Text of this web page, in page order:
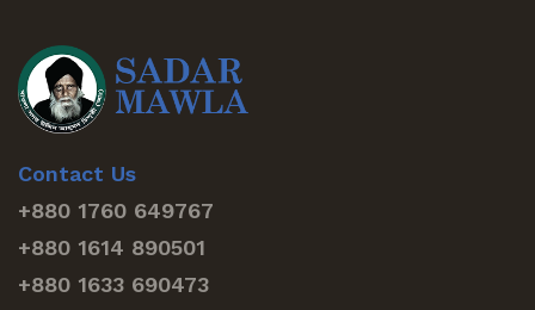
Contact Us
+880 1760 649767
+880 1614 890501
+880 1633 690473